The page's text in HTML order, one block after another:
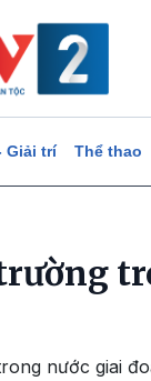
Giải trí Thể thao
nước giai